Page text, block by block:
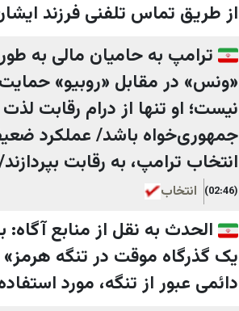
از طریق تماس تلفنی فرزند
«ونس» در مقابل «روبیو»
نیست؛ او تنها از درام رقابت
جمهوری‌خواه باشد/ عملکرد
انتخاب ترامپ، به رقابت بپردازند/ روبیو
(02:46) انتخاب
الحدث به نقل از منابع
یک گذرگاه موقت در تنگه
دائمی عبور از تنگه، مورد